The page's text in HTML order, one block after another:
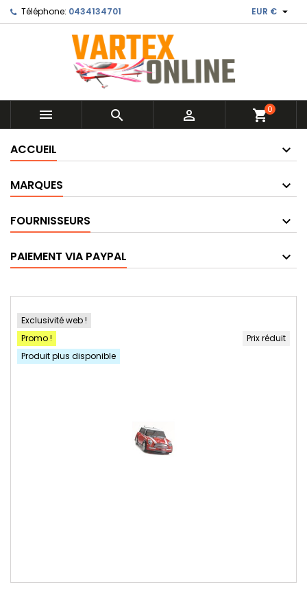
Téléphone: 0434134701 EUR € 
   shopping_cart0
ACCUEIL
MARQUES
FOURNISSEURS
PAIEMENT VIA PAYPAL
Exclusivité web !
Promo !
Prix réduit
Produit plus disponible